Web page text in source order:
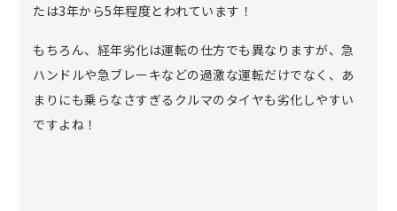
たは3年から5年程度とわれています！
もちろん、経年劣化は運転の仕方でも異なりますが、急
ハンドルや急ブレーキなどの過激な運転だけでなく、あ
まりにも乗らなさすぎるクルマのタイヤも劣化しやすい
ですよね！